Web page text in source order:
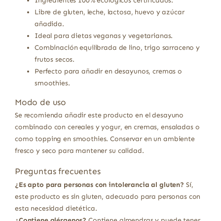
Libre de gluten, leche, lactosa, huevo y azúcar
añadida.
Ideal para dietas veganas y vegetarianas.
Combinación equilibrada de lino, trigo sarraceno y
frutos secos.
Perfecto para añadir en desayunos, cremas o
smoothies.
Modo de uso
Se recomienda añadir este producto en el desayuno
combinado con cereales y yogur, en cremas, ensaladas o
como topping en smoothies. Conservar en un ambiente
fresco y seco para mantener su calidad.
Preguntas frecuentes
¿Es apto para personas con intolerancia al gluten? Sí,
este producto es sin gluten, adecuado para personas con
esta necesidad dietética.